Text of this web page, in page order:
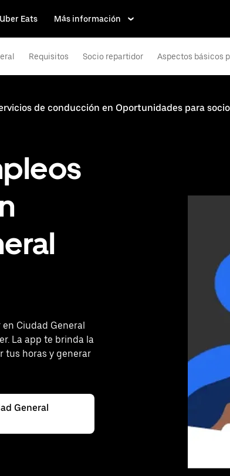
Uber Eats Más información
Requisitos Socio repartidor Aspectos básicos
de conducción en Oportunidades para
Ciudad General
La app te brinda la
tus horas y generar
General